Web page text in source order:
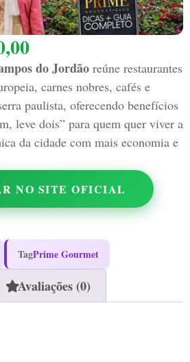
do Jordão reúne restaurantes
carnes nobres, cafés e
paulista, oferecendo benefícios
leve dois” para quem quer viver a
da cidade com mais economia e
NO SITE OFICIAL
TagPrime Gourmet
Avaliações (0)